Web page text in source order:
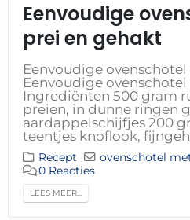
Eenvoudige
prei en gehakt
Eenvoudige
Eenvoudige
Ingrediënten 500 gram
preien, in dunne ringen
aardappelschijfjes 200
teentjes knoflook,
Recept
ovenschotel
0 Reacties
LEES MEER...